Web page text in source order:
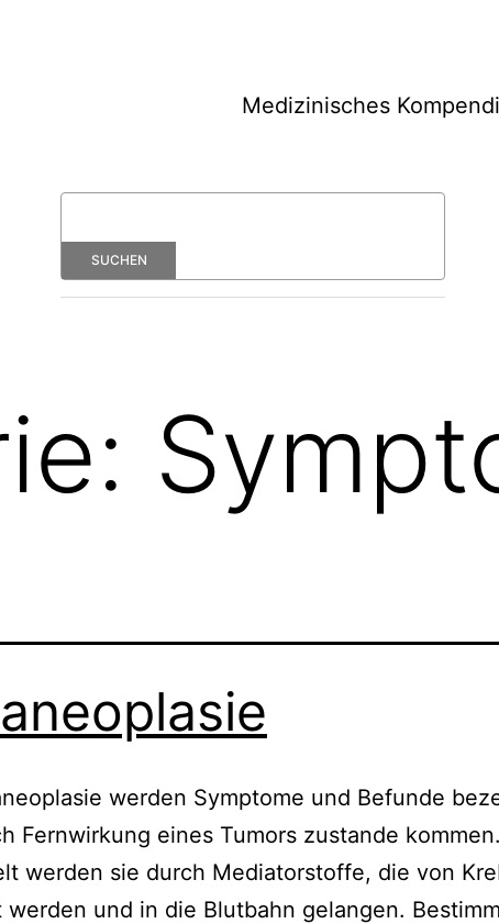
Medizinisches
werden Symptome und Befunde
Fernwirkung eines Tumors zustande kommen.
werden sie durch Mediatorstoffe, die von
werden und in die Blutbahn gelangen.